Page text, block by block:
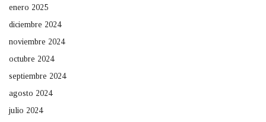
enero 2025
diciembre 2024
noviembre 2024
octubre 2024
septiembre 2024
agosto 2024
julio 2024